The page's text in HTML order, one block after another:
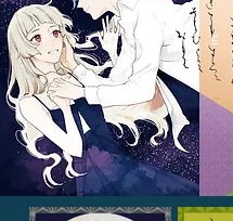
P R O J E